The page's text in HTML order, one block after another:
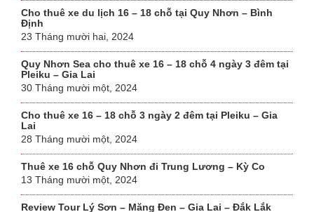
Cho thuê xe du lịch 16 – 18 chỗ tại Quy Nhơn – Bình
Định
23 Tháng mười hai, 2024
Quy Nhơn Sea cho thuê xe 16 – 18 chỗ 4 ngày 3 đêm tại
Pleiku – Gia Lai
30 Tháng mười một, 2024
Cho thuê xe 16 – 18 chỗ 3 ngày 2 đêm tại Pleiku – Gia
Lai
28 Tháng mười một, 2024
Thuê xe 16 chỗ Quy Nhơn đi Trung Lương – Kỳ Co
13 Tháng mười một, 2024
Review Tour Lý Sơn – Măng Đen – Gia Lai – Đắk Lắk